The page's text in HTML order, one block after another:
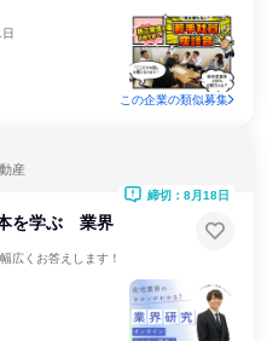
日
この企業の類似募集
産
を学ぶ 業界
広くお答えします！
締切：8月18日